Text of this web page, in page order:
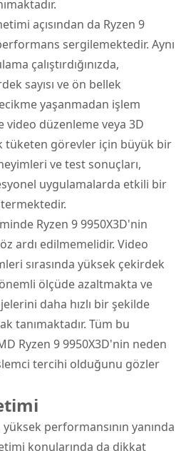
açısından da Ryzen 9
sergilemektedir. Aynı
çalıştırdığınızda,
sayısı ve ön bellek
yaşanmadan işlem
video düzenleme veya 3D
tüketen görevler için büyük bir
ve test sonuçları,
uygulamalarda etkili bir
Ryzen 9 9950X3D'nin
ardı edilmemelidir. Video
sırasında yüksek çekirdek
ölçüde azaltmakta ve
daha hızlı bir şekilde
tanımaktadır. Tüm bu
Ryzen 9 9950X3D'nin neden
tercihi olduğunu gözler
performansının yanında
konularında da dikkat